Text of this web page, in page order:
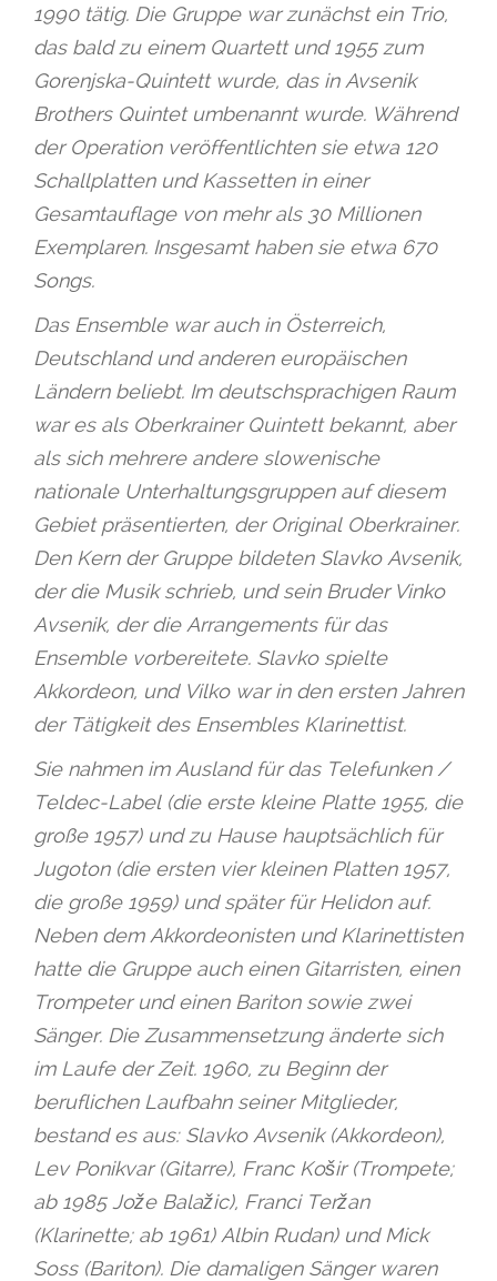
1990 tätig. Die Gruppe war zunächst ein Trio,
das bald zu einem Quartett und 1955 zum
Gorenjska-Quintett wurde, das in Avsenik
Brothers Quintet umbenannt wurde. Während
der Operation veröffentlichten sie etwa 120
Schallplatten und Kassetten in einer
Gesamtauflage von mehr als 30 Millionen
Exemplaren. Insgesamt haben sie etwa 670
Songs.
Das Ensemble war auch in Österreich,
Deutschland und anderen europäischen
Ländern beliebt. Im deutschsprachigen Raum
war es als Oberkrainer Quintett bekannt, aber
als sich mehrere andere slowenische
nationale Unterhaltungsgruppen auf diesem
Gebiet präsentierten, der Original Oberkrainer.
Den Kern der Gruppe bildeten Slavko Avsenik,
der die Musik schrieb, und sein Bruder Vinko
Avsenik, der die Arrangements für das
Ensemble vorbereitete. Slavko spielte
Akkordeon, und Vilko war in den ersten Jahren
der Tätigkeit des Ensembles Klarinettist.
Sie nahmen im Ausland für das Telefunken /
Teldec-Label (die erste kleine Platte 1955, die
große 1957) und zu Hause hauptsächlich für
Jugoton (die ersten vier kleinen Platten 1957,
die große 1959) und später für Helidon auf.
Neben dem Akkordeonisten und Klarinettisten
hatte die Gruppe auch einen Gitarristen, einen
Trompeter und einen Bariton sowie zwei
Sänger. Die Zusammensetzung änderte sich
im Laufe der Zeit. 1960, zu Beginn der
beruflichen Laufbahn seiner Mitglieder,
bestand es aus: Slavko Avsenik (Akkordeon),
Lev Ponikvar (Gitarre), Franc Košir (Trompete;
ab 1985 Jože Balažic), Franci Teržan
(Klarinette; ab 1961) Albin Rudan) und Mick
Soss (Bariton). Die damaligen Sänger waren